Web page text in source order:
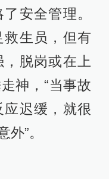
安全管理。
生员，但有
脱岗或在上
神，“当事故
迟缓，就很
”。